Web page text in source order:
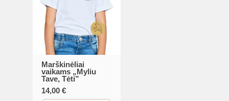
Marškinėliai
vaikams „Myliu
Tave, Tėti”
14,00€
This
product
has